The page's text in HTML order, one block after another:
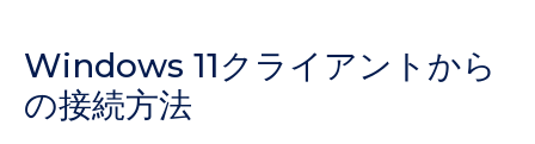
Windows 11クライアントから
の接続方法